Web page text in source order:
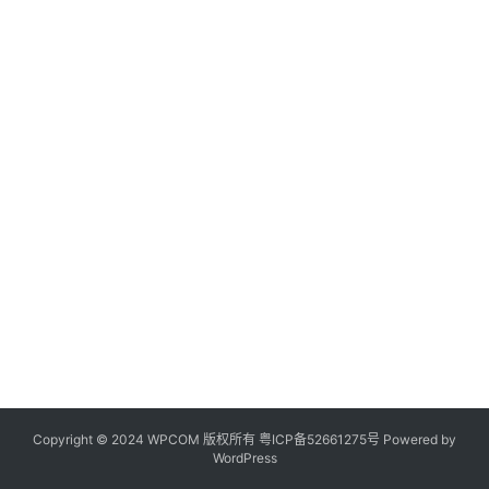
Copyright © 2024 WPCOM 版权所有 粤ICP备52661275号 Powered by
WordPress